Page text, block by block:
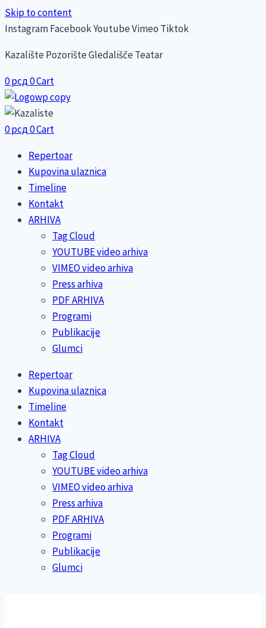
Skip to content
InstagramFacebookYoutubeVimeo Tiktok
Kazalište Pozorište Gledališče Teatar
0рсд0Cart
0рсд0Cart
Repertoar
Kupovina ulaznica
Timeline
Kontakt
ARHIVA
Tag Cloud
YOUTUBE video arhiva
VIMEO video arhiva
Press arhiva
PDF ARHIVA
Programi
Publikacije
Glumci
Repertoar
Kupovina ulaznica
Timeline
Kontakt
ARHIVA
Tag Cloud
YOUTUBE video arhiva
VIMEO video arhiva
Press arhiva
PDF ARHIVA
Programi
Publikacije
Glumci